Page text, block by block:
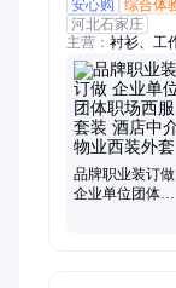
安心购
综合体
河北石家庄
主营： 衬衫、工
衫、西装、职业
定做职业装、
恤、体恤、T恤
品牌职业装订做
企业单位团体职